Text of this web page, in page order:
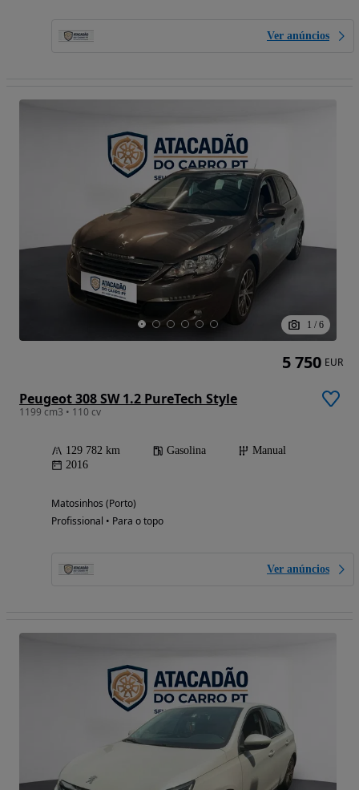
Ver anúncios
1 / 6
Peugeot 308 SW 1.2 PureTech Style
1199 cm3 • 110 cv
129 782 km Gasolina
Manual
2016
Matosinhos (Porto)
Profissional • Para o topo
Ver anúncios
5 750 EUR